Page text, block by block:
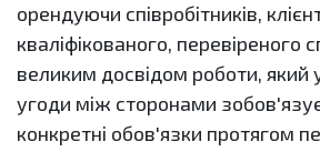
орендуючи співробітників,
кваліфікованого, перевіреного
великим досвідом роботи, який
угоди між сторонами
конкретні обов'язки протягом